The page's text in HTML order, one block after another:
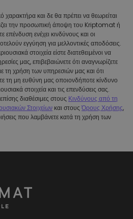
χαρακτήρα και δε θα πρέπει να θεωρείται
την προσωπική άποψη του Kriptomat ή
ενέχει κινδύνους και οι
εγγύηση για μελλοντικές αποδόσεις.
στοιχεία είστε διατεθειμένοι να
μας, επιβεβαιώνετε ότι αναγνωρίζετε
τη χρήση των υπηρεσιών μας και ότι
τη μη ευθύνη μας οποιονδήποτε κίνδυνο
στοιχεία και τις επενδύσεις σας.
διαθέσιμες στους Κινδύνους από τη
Στοιχείων και στουςΌρους Χρήσης,
που λαμβάνετε κατά τη χρήση των